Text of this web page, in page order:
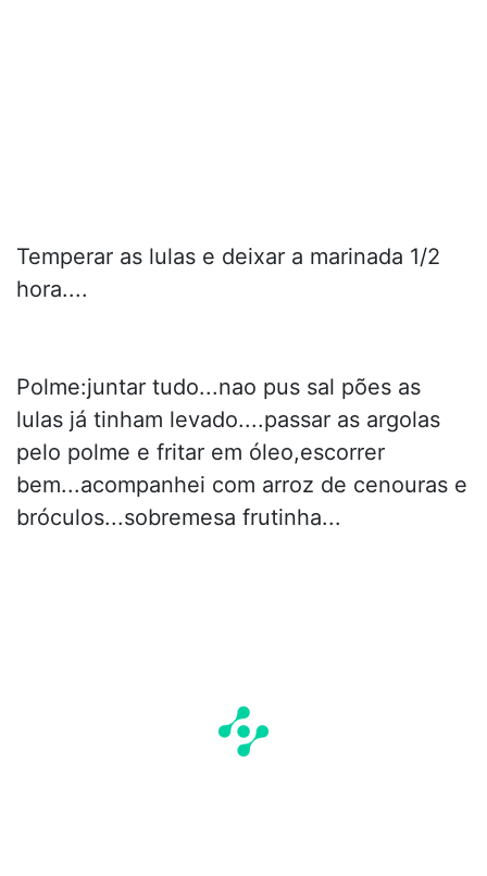
Temperar as lulas e deixar a marinada 1/2
hora....
Polme:juntar tudo...nao pus sal pões as
lulas já tinham levado....passar as argolas
pelo polme e fritar em óleo,escorrer
bem...acompanhei com arroz de cenouras e
bróculos...sobremesa frutinha...